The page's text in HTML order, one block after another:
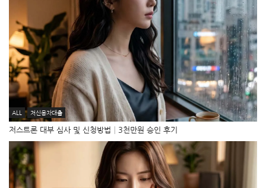
ALL 저신용자대출
저스트론 대부 심사 및 신청방법│3천만원 승인 후기